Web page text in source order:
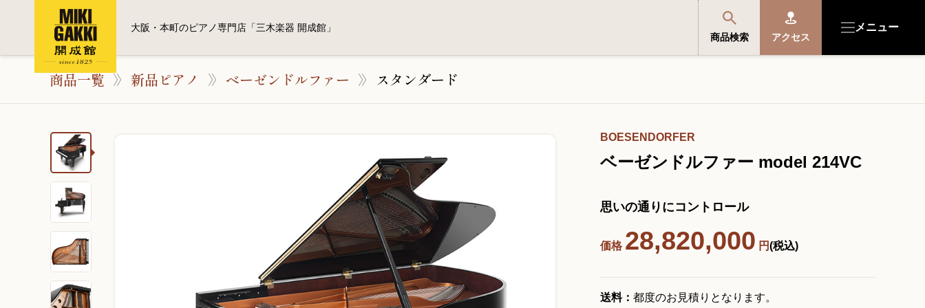
商品検索 アクセス
メニュー
大阪・本町のピアノ専門店「三木楽器 開成館」
便利なサービス
音楽教室・イベント情報
サポート・購入特典
商品一覧 新品ピアノ ベーゼンドルファー スタンダード
BOESENDORFER
ベーゼンドルファー model 214VC
思いの通りにコントロール
価格 28,820,000 円(税込)
送料： 都度のお見積りとなります。